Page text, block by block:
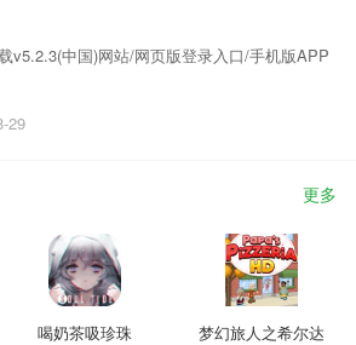
v5.2.3(中国)网站/网页版登录入口/手机版APP
29
更多
喝奶茶吸珍珠 梦幻旅人之希尔达